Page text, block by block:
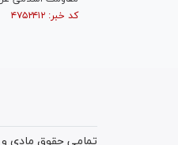
کد خبر: ۴۷۵۲۴۱۲ تاریخ انتشار : ۱۴۰۲/۱۰/۱۱
تمامی حقوق مادی و